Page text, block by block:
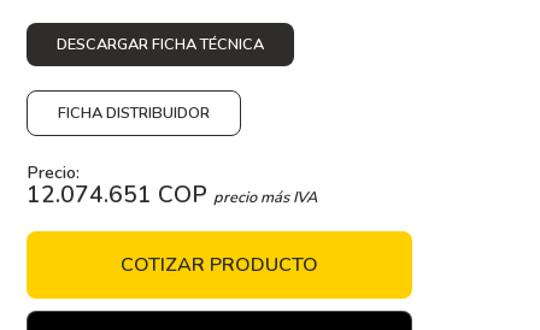
DESCARGAR FICHA TÉCNICA
FICHA DISTRIBUIDOR
Precio:
12.074.651 COPprecio más IVA
COTIZAR PRODUCTO